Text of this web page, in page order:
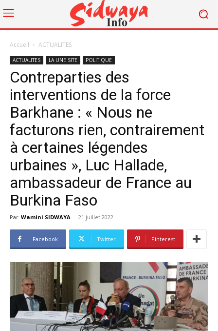
Accueil ACTUALITES
ACTUALITES LA UNE SITE POLITIQUE
Contreparties des
interventions de la force
Barkhane : « Nous ne
facturons rien, contrairement
à certaines légendes
urbaines », Luc Hallade,
ambassadeur de France au
Burkina Faso
Par Wamini SIDWAYA - 21 juillet 2022
Facebook Twitter Pinterest